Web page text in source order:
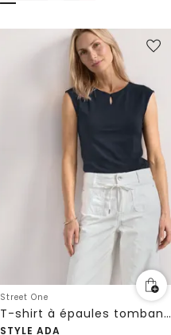
Street One
T-shirt à épaules tombantes avec découpe
STYLE ADA